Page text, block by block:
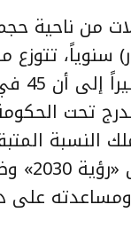
من ناحية
(80 – 100 مليار
النسبة
الشركات